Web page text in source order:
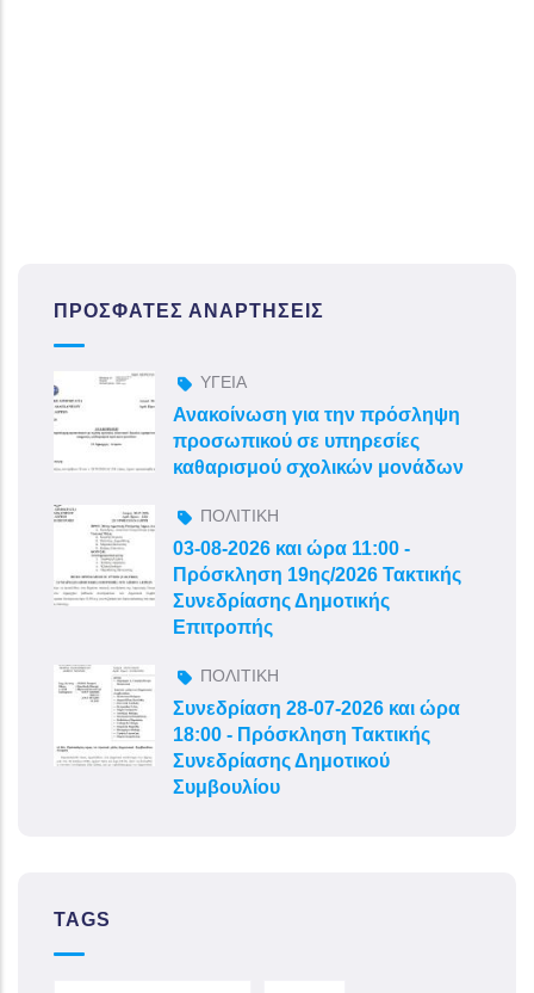
ΠΡΌΣΦΑΤΕΣ ΑΝΑΡΤΉΣΕΙΣ
ΥΓΕΙΑ
Ανακοίνωση για την πρόσληψη
προσωπικού σε υπηρεσίες
καθαρισμού σχολικών μονάδων
ΠΟΛΙΤΙΚΗ
03-08-2026 και ώρα 11:00 -
Πρόσκληση 19ης/2026 Τακτικής
Συνεδρίασης Δημοτικής
Επιτροπής
ΠΟΛΙΤΙΚΗ
Συνεδρίαση 28-07-2026 και ώρα
18:00 - Πρόσκληση Τακτικής
Συνεδρίασης Δημοτικού
Συμβουλίου
TAGS